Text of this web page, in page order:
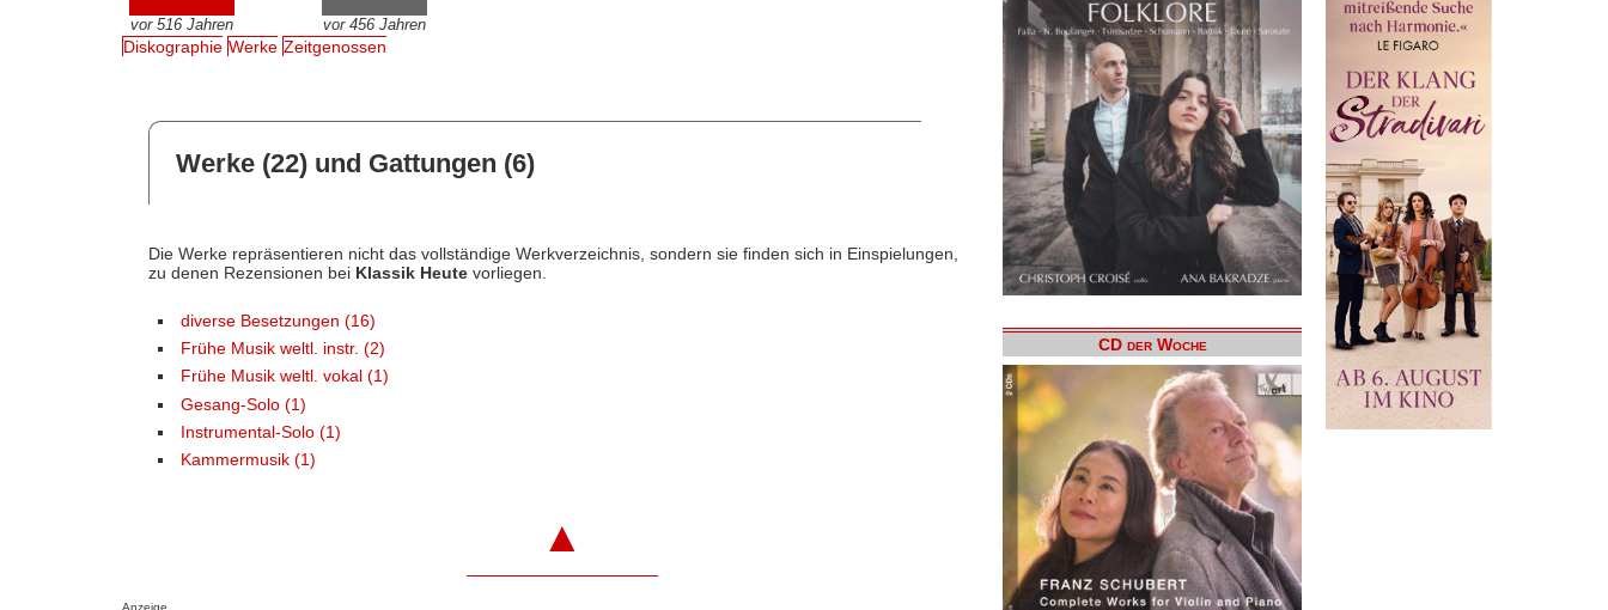
vor 516 Jahren vor 456 Jahren
Diskographie Werke Zeitgenossen
Werke (22) und Gattungen (6)
Die Werke repräsentieren nicht das vollständige Werkverzeichnis, sondern sie finden sich in Einspielungen,
zu denen Rezensionen bei Klassik Heutevorliegen.
diverse Besetzungen (16)
Frühe Musik weltl. instr. (2)
Frühe Musik weltl. vokal (1)
Gesang-Solo (1)
Instrumental-Solo (1)
Kammermusik (1)
▲
Anzeige
CD der Woche